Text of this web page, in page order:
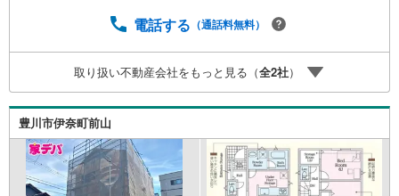
のリフォーム実績多数！中古物件をご購入の際、約70％と
す。・キッズスペース用意しております。ぜひご家族そろ
ってご来場ください。・営業時間 午前9時00分～午後6時30
分 （定休日:水曜日）この時間帯はお電話でのお問い合わせ
がスムーズにご案内できます。右下の電話ボタンをタッ
チ！もしくはお気軽にお電話ください。
電話する （通話料無料）
取り扱い不動産会社をもっと見る（全2社）
豊川市伊奈町前山